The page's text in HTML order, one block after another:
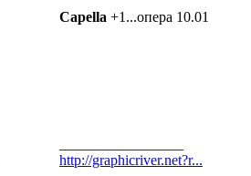
Capella +1...опера 10.01
http://graphicriver.net?r...